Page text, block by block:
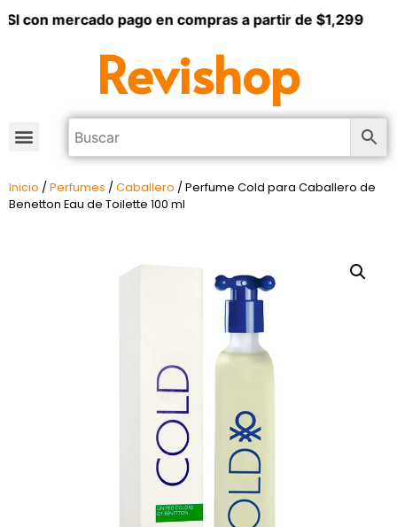
con mercado pago en compras a partir de $1,299
Revishop
Inicio / Perfumes / Caballero / Perfume Cold para Caballero de
Benetton Eau de Toilette 100 ml